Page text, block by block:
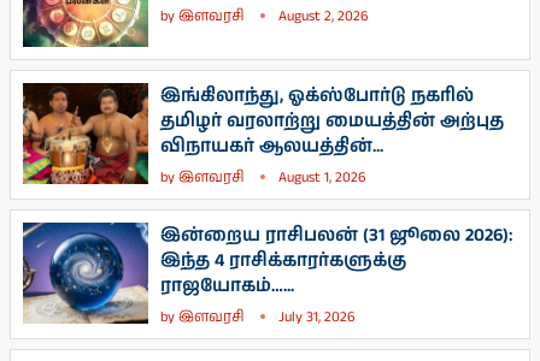
byஇளவரசி August 2, 2026
இங்கிலாந்து, ஓக்ஸ்போர்டு நகரில்
தமிழர் வரலாற்று மையத்தின் அற்புத
விநாயகர் ஆலயத்தின்...
byஇளவரசி August 1, 2026
இன்றைய ராசிபலன் (31 ஜூலை 2026):
இந்த 4 ராசிக்காரர்களுக்கு
ராஜயோகம்…...
byஇளவரசி July 31, 2026